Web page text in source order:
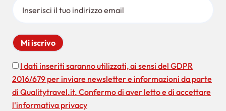
I dati inseriti saranno utilizzati, ai sensi del GDPR
2016/679 per inviare newsletter e informazioni da parte
di Qualitytravel.it. Confermo di aver letto e di accettare
l'informativa privacy